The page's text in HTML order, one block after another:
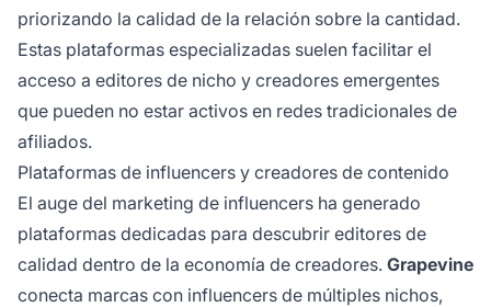
priorizando la calidad de la relación sobre la cantidad.
Estas plataformas especializadas suelen facilitar el
acceso a editores de nicho y creadores emergentes
que pueden no estar activos en redes tradicionales de
afiliados.
Plataformas de influencers y creadores de contenido
El auge del marketing de influencers ha generado
plataformas dedicadas para descubrir editores de
calidad dentro de la economía de creadores. Grapevine
conecta marcas con influencers de múltiples nichos,